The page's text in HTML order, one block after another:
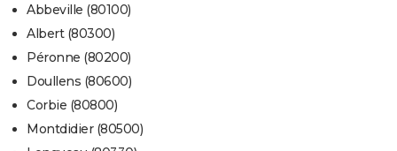
Abbeville (80100)
Albert (80300)
Péronne (80200)
Doullens (80600)
Corbie (80800)
Montdidier (80500)